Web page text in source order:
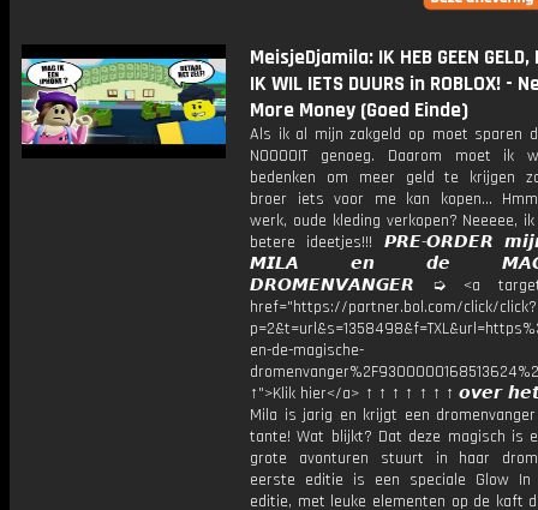
MeisjeDjamila: IK HEB GEEN GELD,
IK WIL IETS DUURS in ROBLOX! -
More Money (Goed Einde)
Als ik al mijn zakgeld op moet sparen
NOOOOIT genoeg. Daarom moet ik
bedenken om meer geld te krijgen
broer iets voor me kan kopen...
werk, oude kleding verkopen? Neeeee, ik
betere ideetjes!!! 𝙋𝙍𝙀-𝙊𝙍𝘿𝙀𝙍
𝙈𝙄𝙇𝘼 𝙚𝙣 𝙙𝙚
𝘿𝙍𝙊𝙈𝙀𝙉𝙑𝘼𝙉𝙂𝙀𝙍 ➭ <a
href="https://partner.bol.com/click/click?
en-de-magische-
↑">Klik hier</a> ↑ ↑ ↑ ↑ ↑ ↑ ↑ 𝙤𝙫𝙚𝙧
Mila is jarig en krijgt een
tante! Wat blijkt? Dat deze magisch is
grote avonturen stuurt in haar
eerste editie is een speciale Glow In
editie, met leuke elementen op de kaft